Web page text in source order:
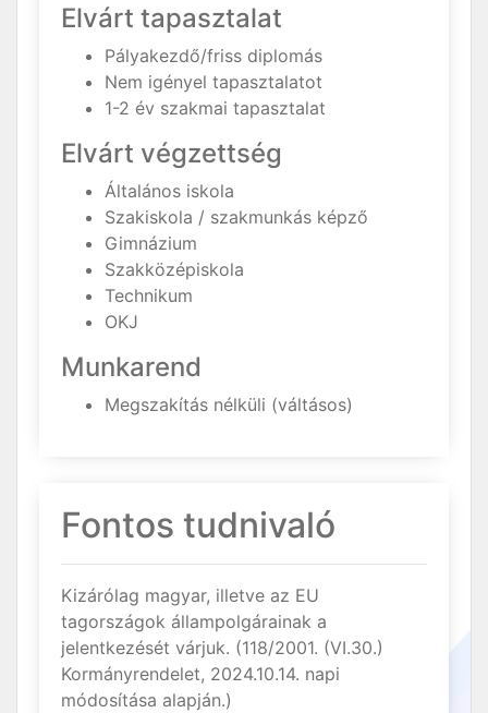
Elvárt tapasztalat
Pályakezdő/friss diplomás
Nem igényel tapasztalatot
1-2 év szakmai tapasztalat
Elvárt végzettség
Általános iskola
Szakiskola / szakmunkás képző
Gimnázium
Szakközépiskola
Technikum
OKJ
Munkarend
Megszakítás nélküli (váltásos)
Fontos tudnivaló
Kizárólag magyar, illetve az EU
tagországok állampolgárainak a
jelentkezését várjuk. (118/2001. (VI.30.)
Kormányrendelet, 2024.10.14. napi
módosítása alapján.)